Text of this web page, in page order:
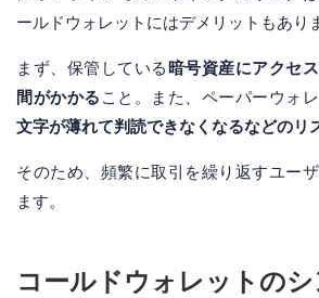
ールドウォレットにはデメリットもあり
まず、保管している 暗号資産にアクセ
間がかかる こと。また、ペーパーウォ
文字が薄れて判読できなくなるなどのリ
そのため、頻繁に取引を繰り返すユー
ます。
コールドウォレットの